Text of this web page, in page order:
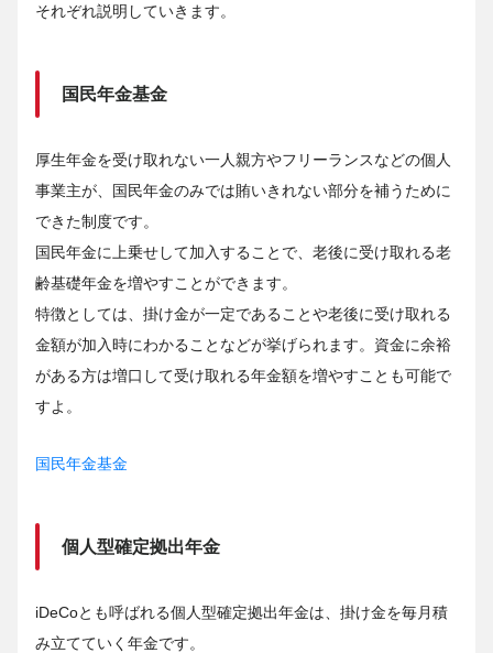
それぞれ説明していきます。
国民年金基金
厚生年金を受け取れない一人親方やフリーランスなどの個人
事業主が、国民年金のみでは賄いきれない部分を補うために
できた制度です。
国民年金に上乗せして加入することで、老後に受け取れる老
齢基礎年金を増やすことができます。
特徴としては、掛け金が一定であることや老後に受け取れる
金額が加入時にわかることなどが挙げられます。資金に余裕
がある方は増口して受け取れる年金額を増やすことも可能で
すよ。
国民年金基金
個人型確定拠出年金
iDeCoとも呼ばれる個人型確定拠出年金は、掛け金を毎月積
み立てていく年金です。